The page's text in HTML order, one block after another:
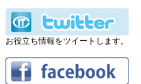
お役立ち情報をツイートします。